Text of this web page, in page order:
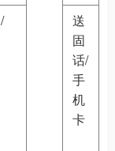
/
送
固
话/
手
机
卡